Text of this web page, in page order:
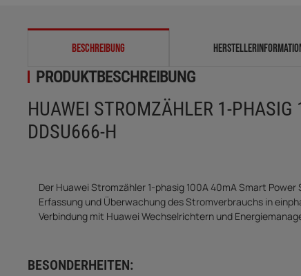
weitere Registerkarten anzeigen
BESCHREIBUNG
PRODUKTBESCHREIBUNG
HUAWEI STROMZÄHLER 1-
DDSU666-H
Der Huawei Stromzähler 1-phasig 100A 40mA Smart
Erfassung und Überwachung des Stromverbrauchs in
Verbindung mit Huawei Wechselrichtern und
BESONDERHEITEN: